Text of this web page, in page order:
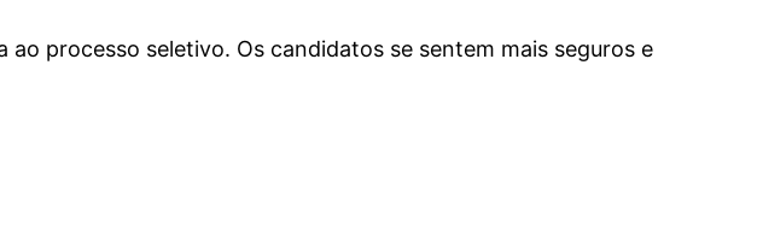
processo seletivo. Os candidatos se sentem mais seguros e